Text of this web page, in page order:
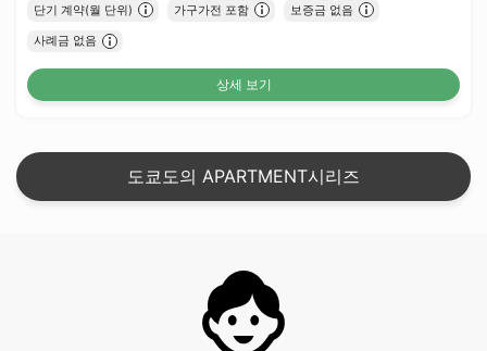
단기 계약(월 단위) 가구가전 포함 보증금 없음
사례금 없음
상세 보기
도쿄도의 APARTMENT시리즈